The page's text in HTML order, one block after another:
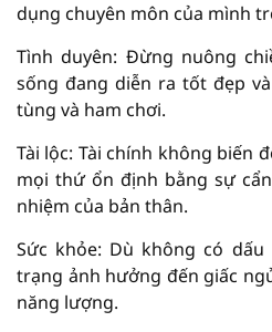
dụng chuyên môn của mình
Tình duyên: Đừng nuông
sống đang diễn ra tốt đẹp
tùng và ham chơi.
Tài lộc: Tài chính không biến
mọi thứ ổn định bằng sự
nhiệm của bản thân.
Sức khỏe: Dù không có
trạng ảnh hưởng đến giấc
năng lượng.